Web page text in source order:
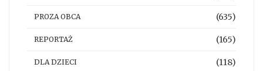
PROZA OBCA (635)
REPORTAŻ (165)
DLA DZIECI (118)